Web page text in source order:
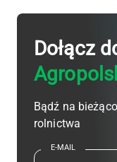
Dołącz
Bądź na
rolnictwa
E-MAIL